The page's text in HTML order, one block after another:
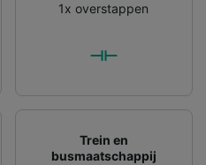
1x overstappen
Trein en
busmaatschappij